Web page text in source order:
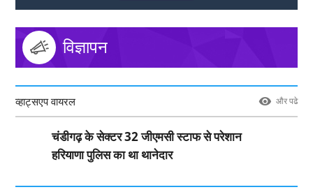
विज्ञापन
व्हाट्सएप वायरल और पढे
चंडीगढ़ के सेक्टर 32 जीएमसी स्टाफ से परेशान
हरियाणा पुलिस का था थानेदार